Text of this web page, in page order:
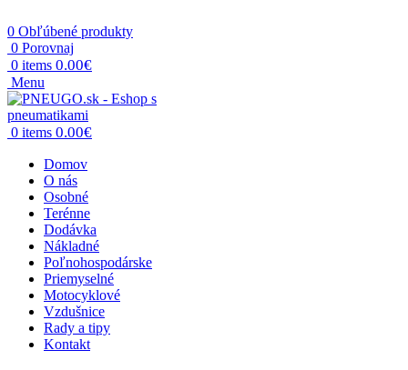
0 Obľúbené produkty
0 Porovnaj
0 items 0.00€
Menu
0 items 0.00€
Domov
O nás
Osobné
Terénne
Dodávka
Nákladné
Poľnohospodárske
Priemyselné
Motocyklové
Vzdušnice
Rady a tipy
Kontakt